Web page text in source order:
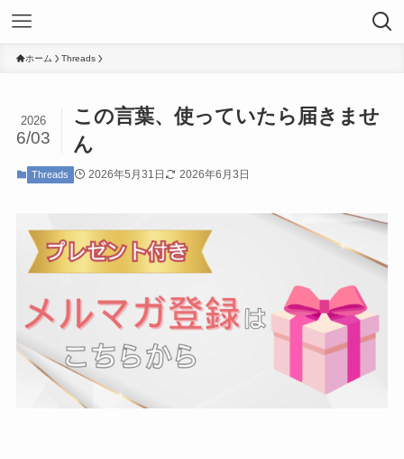
ホーム Threads
この言葉、使っていたら届きませ
ん
2026
6/03
Threads 2026年5月31日 2026年6月3日